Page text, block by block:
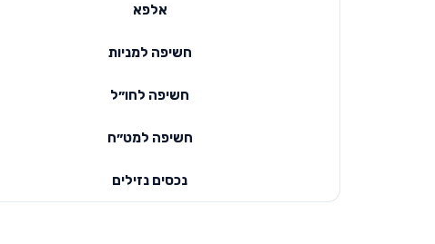
אלפא
חשיפה למניות
חשיפה לחו״ל
חשיפה למט״ח
נכסים נזילים